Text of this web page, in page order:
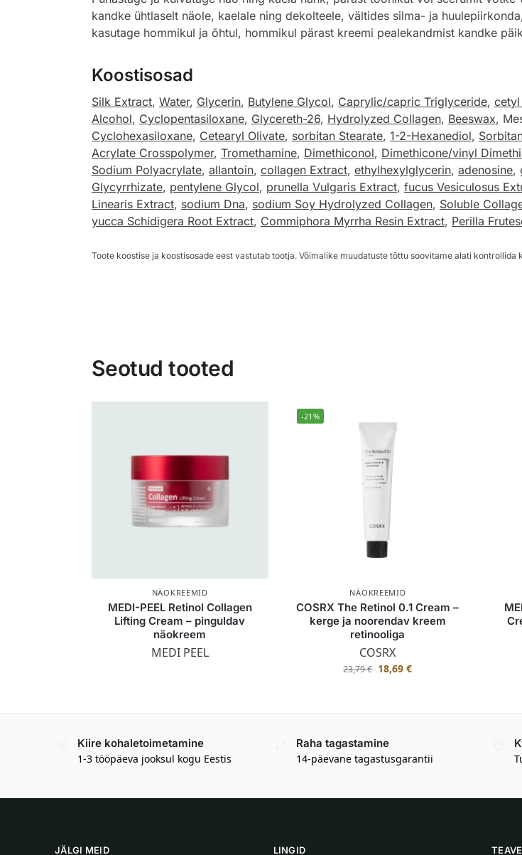
kandke ühtlaselt näole, kaelale ning dekolteele, vältides silma- ja
kasutage hommikul ja õhtul, hommikul pärast kreemi pealekandmist kandke
Koostisosad
Silk Extract, Water, Glycerin, Butylene Glycol, Caprylic/capric Triglyceride, cetyl
Alcohol, Cyclopentasiloxane, Glycereth-26, Hydrolyzed Collagen, Beeswax,
Cyclohexasiloxane, Cetearyl Olivate, sorbitan Stearate, 1-2-Hexanediol,
Acrylate Crosspolymer, Tromethamine, Dimethiconol, Dimethicone/vinyl
Sodium Polyacrylate, allantoin, collagen Extract, ethylhexylglycerin, adenosine,
Glycyrrhizate, pentylene Glycol, prunella Vulgaris Extract, fucus Vesiculosus
Linearis Extract, sodium Dna, sodium Soy Hydrolyzed Collagen, Soluble
yucca Schidigera Root Extract, Commiphora Myrrha Resin Extract, Perilla
Toote koostise ja koostisosade eest vastutab tootja. Võimalike muudatuste tõttu soovitame alati kontrollida
Seotud tooted
NÄOKREEMID
MEDI-PEEL Retinol Collagen
Lifting Cream – pinguldav
näokreem
MEDI PEEL
-21%
NÄOKREEMID
COSRX The Retinol 0.1 Cream –
kerge ja noorendav kreem
retinooliga
COSRX
23,79€ 18,69€
Kiire kohaletoimetamine
1-3 tööpäeva jooksul kogu Eestis
Raha tagastamine
14-päevane tagastusgarantii
JÄLGI MEID LINGID TEAVE